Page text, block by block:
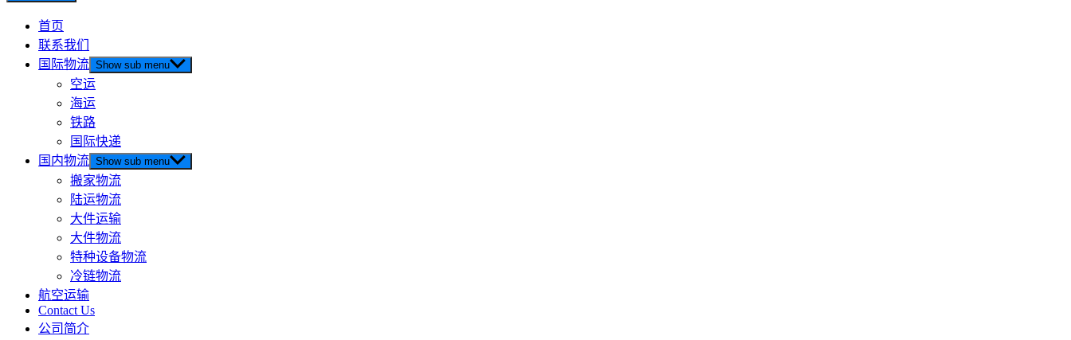
首页
联系我们
国际物流 Show sub menu
空运
海运
铁路
国际快递
国内物流 Show sub menu
搬家物流
陆运物流
大件运输
大件物流
特种设备物流
冷链物流
航空运输
Contact Us
公司简介